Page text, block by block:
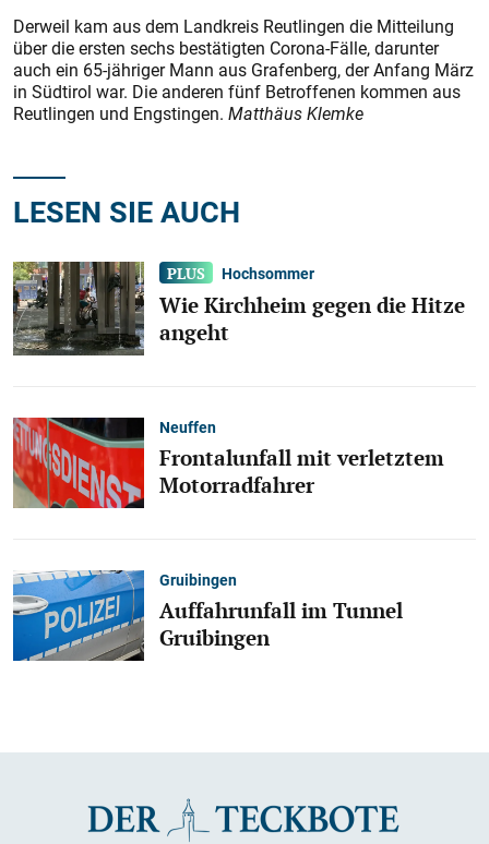
Derweil kam aus dem Landkreis Reutlingen die Mitteilung
über die ersten sechs bestätigten Corona-Fälle, darunter
auch ein 65-jähriger Mann aus Grafenberg, der Anfang März
in Südtirol war. Die anderen fünf Betroffenen kommen aus
Reutlingen und Engstingen. Matthäus Klemke
LESEN SIE AUCH
Hochsommer
Wie Kirchheim gegen die Hitze
angeht
Neuffen
Frontalunfall mit verletztem
Motorradfahrer
Gruibingen
Auffahrunfall im Tunnel
Gruibingen